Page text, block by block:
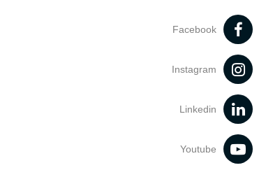
Facebook
Instagram
Linkedin
Youtube